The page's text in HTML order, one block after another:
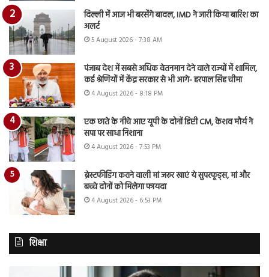
दिल्ली में आज भी बरसेंगे बादल, IMD ने जारी किया बारिश का
अलर्ट
5 August 2026 - 7:38 AM
पंजाब देश में सबसे अधिक वेतनमान देने वाले राज्यों में शामिल,
कई श्रेणियों में केंद्र सरकार से भी आगे- हरपाल सिंह चीमा
4 August 2026 - 8:18 PM
एक छाते के नीचे आए यूपी के दोनों डिप्टी CM, केशव मौर्य ने
सपा पर साधा निशाना
4 August 2026 - 7:53 PM
ब्रेस्टफीडिंग कराने वाली मां जरूर खाएं ये सुपरफूड्स, मां और
बच्चे दोनों को मिलेगा फायदा
4 August 2026 - 6:53 PM
शिक्षा